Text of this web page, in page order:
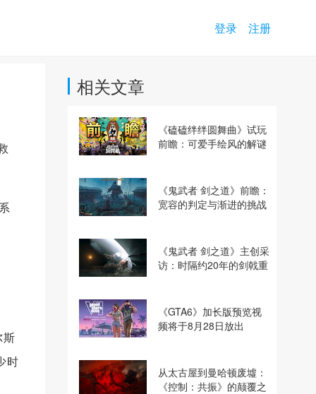
登录 注册
时
相关文章
《磕磕绊绊圆舞曲》试玩
前瞻：可爱手绘风的解谜
《鬼武者 剑之道》前瞻：
宽容的判定与渐进的挑战
《鬼武者 剑之道》主创采
访：时隔约20年的剑戟重
《GTA6》加长版预览视
频将于8月28日放出
从太古屋到曼哈顿废墟：
《控制：共振》的颠覆之